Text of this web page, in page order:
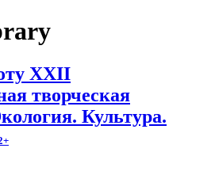
XXII
творческая
Культура.